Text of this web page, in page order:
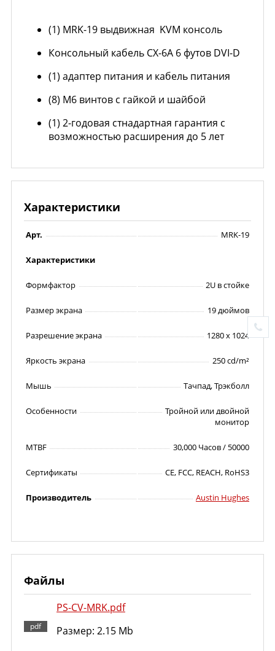
(1) MRK-19 выдвижная KVM консоль
Консольный кабель CX-6A 6 футов DVI-D
(1) адаптер питания и кабель питания
(8) M6 винтов с гайкой и шайбой
(1) 2-годовая стнадартная гарантия с
возможностью расширения до 5 лет
Характеристики
Арт. MRK-19
Характеристики
Формфактор 2U в стойке
Размер экрана 19 дюймов
Разрешение экрана 1280 x 1024
Яркость экрана 250 cd/m²
Мышь Тачпад, Трэкболл
Особенности
Тройной или двойной
монитор
MTBF 30,000 Часов / 50000
Сертификаты CE, FCC, REACH, RoHS3
Производитель Austin Hughes
Файлы
PS-CV-MRK.pdf
Размер: 2.15 Mb